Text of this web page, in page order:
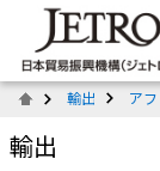
輸出 ア
輸出